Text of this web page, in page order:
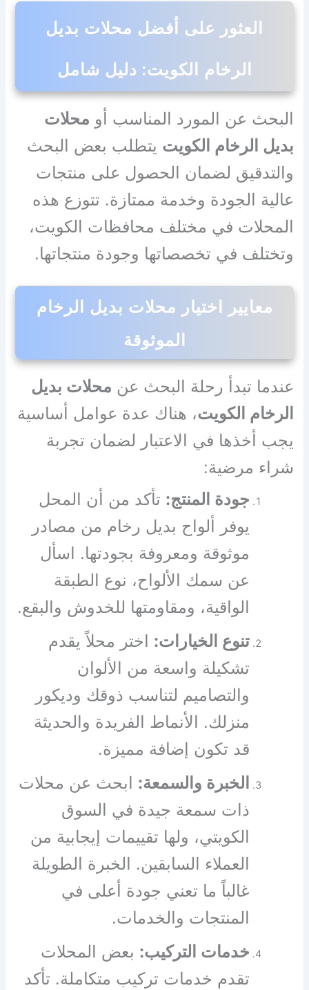
العثور على أفضل محلات بديل
الرخام الكويت: دليل شامل
البحث عن المورد المناسب أو محلات
بديل الرخام الكويت يتطلب بعض البحث
والتدقيق لضمان الحصول على منتجات
عالية الجودة وخدمة ممتازة. تتوزع هذه
المحلات في مختلف محافظات الكويت،
وتختلف في تخصصاتها وجودة منتجاتها.
معايير اختيار محلات بديل الرخام
الموثوقة
عندما تبدأ رحلة البحث عن محلات بديل
الرخام الكويت، هناك عدة عوامل أساسية
يجب أخذها في الاعتبار لضمان تجربة
شراء مرضية:
جودة المنتج: تأكد من أن المحل
يوفر ألواح بديل رخام من مصادر
موثوقة ومعروفة بجودتها. اسأل
عن سمك الألواح، نوع الطبقة
الواقية، ومقاومتها للخدوش والبقع.
تنوع الخيارات: اختر محلاً يقدم
تشكيلة واسعة من الألوان
والتصاميم لتناسب ذوقك وديكور
منزلك. الأنماط الفريدة والحديثة
قد تكون إضافة مميزة.
الخبرة والسمعة: ابحث عن محلات
ذات سمعة جيدة في السوق
الكويتي، ولها تقييمات إيجابية من
العملاء السابقين. الخبرة الطويلة
غالباً ما تعني جودة أعلى في
المنتجات والخدمات.
خدمات التركيب: بعض المحلات
تقدم خدمات تركيب متكاملة. تأكد